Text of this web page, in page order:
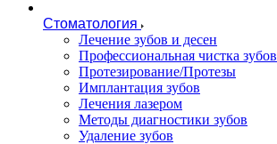
Стоматология
Лечение зубов и десен
Профессиональная чистка зубов
Протезирование/Протезы
Имплантация зубов
Лечения лазером
Методы диагностики зубов
Удаление зубов